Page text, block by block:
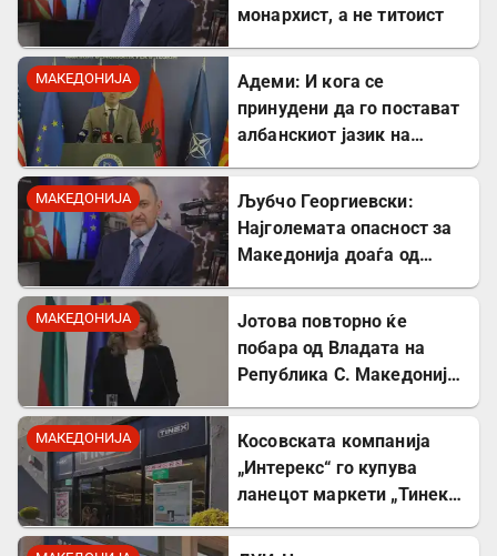
монархист, а не титоист
МАКЕДОНИЈА
Адеми: И кога се
принудени да го постават
албанскиот јазик на
МАКЕДОНИЈА
Љубчо Георгиевски:
Најголемата опасност за
Македонија доаѓа од
МАКЕДОНИЈА
Јотова повторно ќе
побара од Владата на
Република С. Македонија
МАКЕДОНИЈА
Косовската компанија
„Интерекс“ го купува
ланецот маркети „Тинекс“